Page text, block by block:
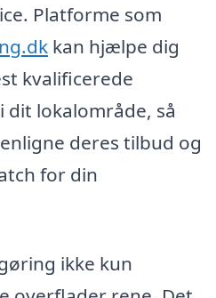
Platforme som
kan hjælpe dig
kvalificerede
lokalområde, så
deres tilbud og
for din
ikke kun